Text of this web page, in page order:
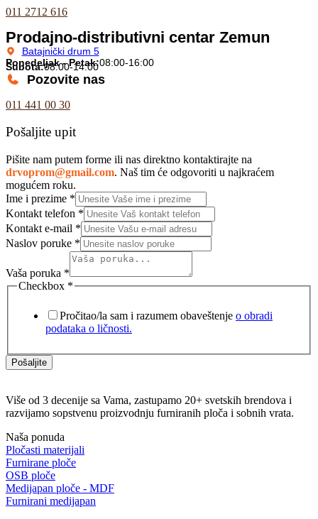
011 2712 616
Prodajno-distributivni centar Zemun
Batajnički drum 5
Ponedeljak - Petak:08:00-16:00
Subota:08:00-14:00
Pozovite nas
011 441 00 30
Pošaljite upit
Pišite nam putem forme ili nas direktno kontaktirajte na
drvoprom@gmail.com. Naš tim će odgovoriti u najkraćem
mogućem roku.
Ime i prezime *
Kontakt telefon *
Kontakt e-mail *
Naslov poruke *
Vaša poruka *
Checkbox *
Pročitao/la sam i razumem obaveštenje o obradi
podataka o ličnosti.
Pošaljite
Više od 3 decenije sa Vama, zastupamo 20+ svetskih brendova i
razvijamo sopstvenu proizvodnju furniranih ploča i sobnih vrata.
Naša ponuda
Pločasti materijali
Furnirane ploče
OSB ploče
Medijapan ploče - MDF
Furnirani medijapan